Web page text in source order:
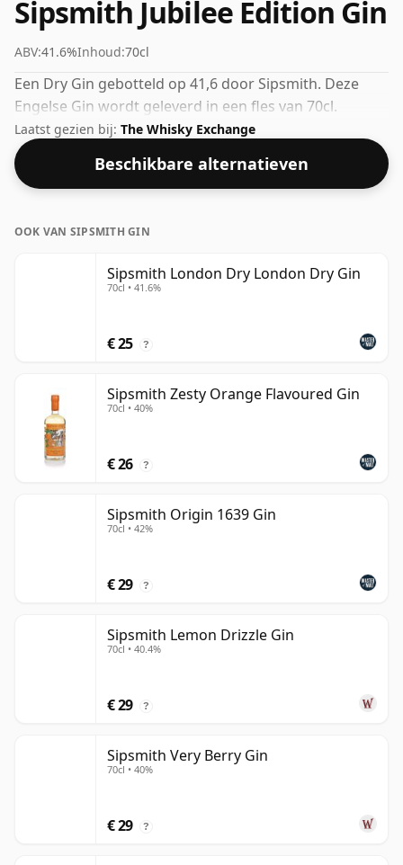
Sipsmith Jubilee Edition Gin
ABV:41.6%Inhoud:70cl
Een Dry Gin gebotteld op 41,6 door Sipsmith. Deze
Engelse Gin wordt geleverd in een fles van 70cl.
Laatst gezien bij: The Whisky Exchange
Beschikbare alternatieven
OOK VAN SIPSMITH GIN
Sipsmith London Dry London Dry Gin
70cl • 41.6%
€ 25 ?
Sipsmith Zesty Orange Flavoured Gin
70cl • 40%
€ 26 ?
Sipsmith Origin 1639 Gin
70cl • 42%
€ 29 ?
Sipsmith Lemon Drizzle Gin
70cl • 40.4%
€ 29 ?
Sipsmith Very Berry Gin
70cl • 40%
€ 29 ?